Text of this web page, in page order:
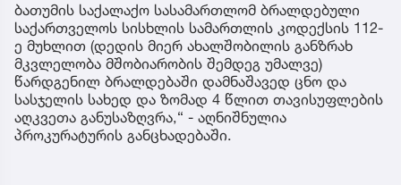
ბათუმის საქალაქო სასამართლომ ბრალდებული
საქართველოს სისხლის სამართლის კოდექსის 112-
ე მუხლით (დედის მიერ ახალშობილის განზრახ
მკვლელობა მშობიარობის შემდეგ უმალვე)
წარდგენილ ბრალდებაში დამნაშავედ ცნო და
სასჯელის სახედ და ზომად 4 წლით თავისუფლების
აღკვეთა განუსაზღვრა,“ - აღნიშნულია
პროკურატურის განცხადებაში.